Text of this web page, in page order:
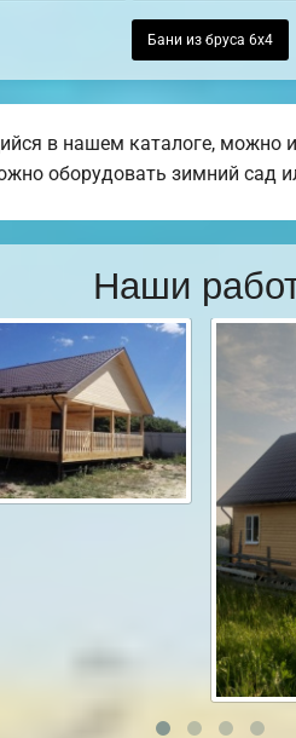
Бани из бруса 6х4
в нашем каталоге, можно
оборудовать зимний сад
Наши